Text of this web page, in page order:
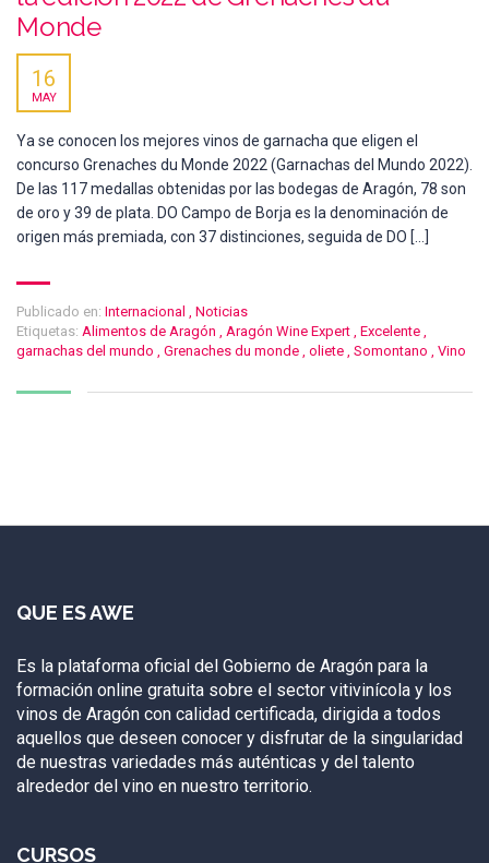
Monde
16
MAY
Ya se conocen los mejores vinos de garnacha que eligen el
concurso Grenaches du Monde 2022 (Garnachas del Mundo 2022).
De las 117 medallas obtenidas por las bodegas de Aragón, 78 son
de oro y 39 de plata. DO Campo de Borja es la denominación de
origen más premiada, con 37 distinciones, seguida de DO […]
Publicado en: Internacional , Noticias
Etiquetas: Alimentos de Aragón , Aragón Wine Expert , Excelente ,
garnachas del mundo , Grenaches du monde , oliete , Somontano , Vino
QUE ES AWE
Es la plataforma oficial del Gobierno de Aragón para la
formación online gratuita sobre el sector vitivinícola y los
vinos de Aragón con calidad certificada, dirigida a todos
aquellos que deseen conocer y disfrutar de la singularidad
de nuestras variedades más auténticas y del talento
alrededor del vino en nuestro territorio.
CURSOS